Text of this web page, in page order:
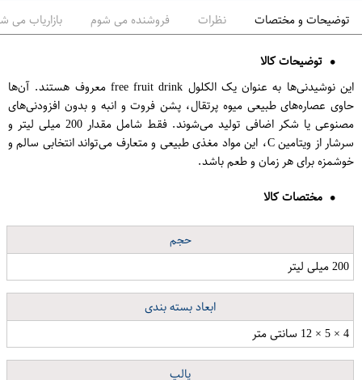
توضیحات و مختصات نظرات فروشنده می شوم بازاریاب می
توضیحات کالا
این نوشیدنی‌ها به عنوان یک الکلول free fruit drink معروف هستند. آن‌ها
حاوی عصاره‌های طبیعی میوه پرتقال، پشن فروت و انبه و بدون افزودنی‌های
مصنوعی یا شکر اضافی تولید می‌شوند. فقط شامل مقدار 200 میلی لیتر و
سرشار از ویتامین C، این مواد مغذی طبیعی و متعارف می‌تواند انتخابی سالم و
خوشمزه برای هر زمان و طعم باشد.
مختصات کالا
حجم
200 میلی لیتر
ابعاد بسته بندی
4 × 5 × 12 سانتی متر
پالپ